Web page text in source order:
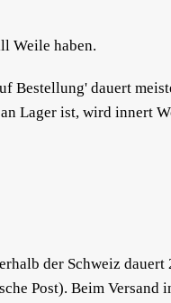
Weile haben.
Bestellung' dauert
Lager ist, wird innert
der Schweiz dauert
Post). Beim Versand